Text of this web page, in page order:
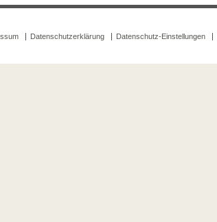
Datenschutzerklärung Datenschutz-Einstellungen